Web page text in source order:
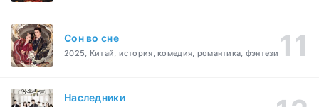
Cон во сне
2025, Китай, история, комедия, романтика, фэнтези
Наследники